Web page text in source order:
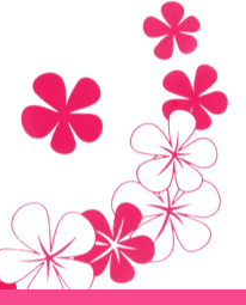
content
(Press
Enter)